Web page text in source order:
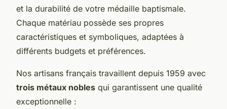
et la durabilité de votre médaille baptismale.
Chaque matériau possède ses propres
caractéristiques et symboliques, adaptées à
différents budgets et préférences.
Nos artisans français travaillent depuis 1959 avec
trois métaux nobles qui garantissent une qualité
exceptionnelle :